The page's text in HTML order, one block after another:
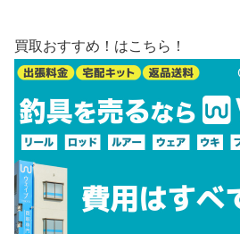
買取おすすめ！はこちら！